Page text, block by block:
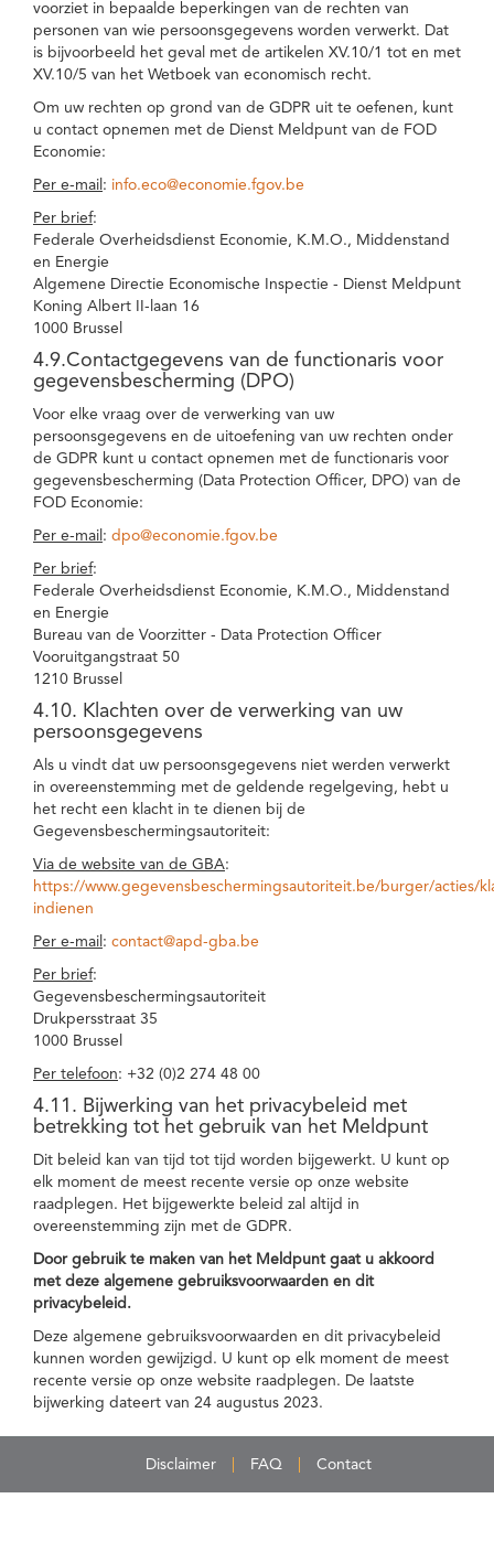
voorziet in bepaalde beperkingen van de rechten van
personen van wie persoonsgegevens worden verwerkt. Dat
is bijvoorbeeld het geval met de artikelen XV.10/1 tot en met
XV.10/5 van het Wetboek van economisch recht.
Om uw rechten op grond van de GDPR uit te oefenen, kunt
u contact opnemen met de Dienst Meldpunt van de FOD
Economie:
Per e-mail : info.eco@economie.fgov.be
Per brief:
Federale Overheidsdienst Economie, K.M.O., Middenstand
en Energie
Algemene Directie Economische Inspectie - Dienst Meldpunt
Koning Albert II-laan 16
1000 Brussel
4.9.Contactgegevens van de functionaris voor
gegevensbescherming (DPO)
Voor elke vraag over de verwerking van uw
persoonsgegevens en de uitoefening van uw rechten onder
de GDPR kunt u contact opnemen met de functionaris voor
gegevensbescherming (Data Protection Officer, DPO) van de
FOD Economie:
Per e-mail : dpo@economie.fgov.be
Per brief:
Federale Overheidsdienst Economie, K.M.O., Middenstand
en Energie
Bureau van de Voorzitter - Data Protection Officer
Vooruitgangstraat 50
1210 Brussel
4.10. Klachten over de verwerking van uw
persoonsgegevens
Als u vindt dat uw persoonsgegevens niet werden verwerkt
in overeenstemming met de geldende regelgeving, hebt u
het recht een klacht in te dienen bij de
Gegevensbeschermingsautoriteit:
Via de website van de GBA:
https://www.gegevensbeschermingsautoriteit.be/burger/acties/
indienen
Per e-mail : contact@apd-gba.be
Per brief:
Gegevensbeschermingsautoriteit
Drukpersstraat 35
1000 Brussel
Per telefoon: +32 (0)2 274 48 00
4.11. Bijwerking van het privacybeleid met
betrekking tot het gebruik van het Meldpunt
Dit beleid kan van tijd tot tijd worden bijgewerkt. U kunt op
elk moment de meest recente versie op onze website
raadplegen. Het bijgewerkte beleid zal altijd in
overeenstemming zijn met de GDPR.
Door gebruik te maken van het Meldpunt gaat u akkoord
met deze algemene gebruiksvoorwaarden en dit
privacybeleid.
Deze algemene gebruiksvoorwaarden en dit privacybeleid
kunnen worden gewijzigd. U kunt op elk moment de meest
recente versie op onze website raadplegen. De laatste
bijwerking dateert van 24 augustus 2023.
Disclaimer FAQ Contact